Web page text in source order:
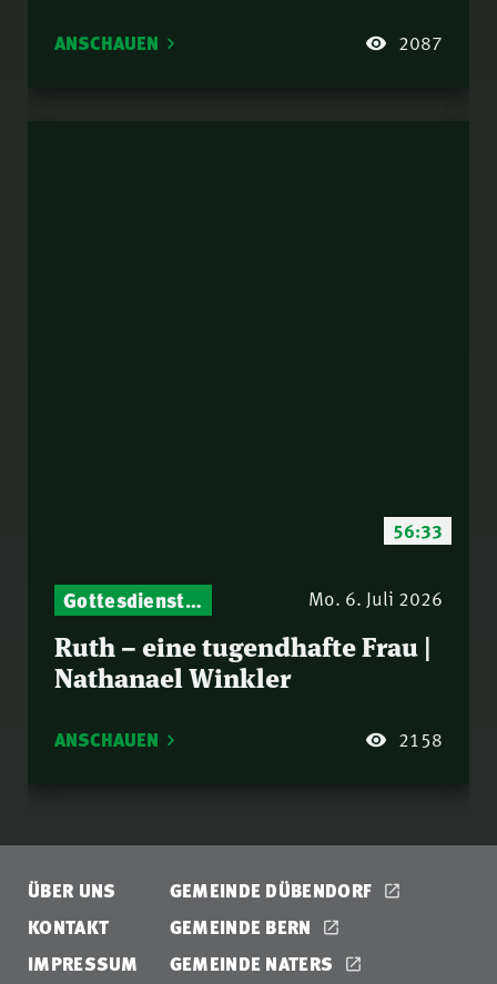
ANSCHAUEN 2087
56:33
Gottesdienst-Botschaften – Jeden Sonntag neu: Aktuelle Predigten vom Mitternachtsruf Mo. 6. Juli 2026
Ruth – eine tugendhafte Frau |
Nathanael Winkler
ANSCHAUEN 2158
ÜBER UNS
KONTAKT
IMPRESSUM
GEMEINDE DÜBENDORF
GEMEINDE BERN
GEMEINDE NATERS